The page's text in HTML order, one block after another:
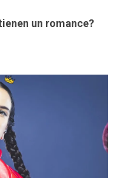
un romance?